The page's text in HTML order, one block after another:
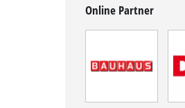
Online Partner